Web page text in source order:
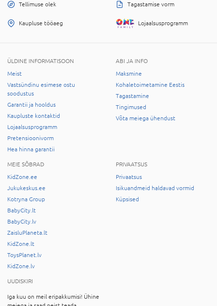
Tellimuse olek Tagastamise vorm
Kaupluse tööaeg Lojaalsusprogramm
ÜLDINE INFORMATISOON
Meist
Vastsündinu esimese ostu
soodustus
Garantii ja hooldus
Kaupluste kontaktid
Lojaalsusprogramm
Pretensioonivorm
Hea hinna garantii
ABI JA INFO
Maksmine
Kohaletoimetamine Eestis
Tagastamine
Tingimused
Võta meiega ühendust
MEIE SÕBRAD
KidZone.ee
Jukukeskus.ee
Kotryna Group
BabyCity.lt
BabyCity.lv
ZaisluPlaneta.lt
KidZone.lt
ToysPlanet.lv
KidZone.lv
PRIVAATSUS
Privaatsus
Isikuandmeid haldavad vormid
Küpsised
UUDISKIRI
Iga kuu on meil eripakkumisi! Ühine